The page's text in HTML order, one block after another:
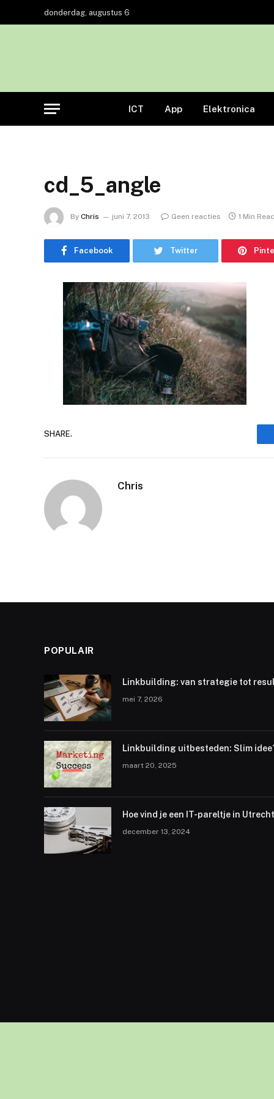
donderdag, augustus 6
ICT App Elektronica
cd_5_angle
By Chris juni 7, 2013 Geen reacties 1 Min Read
Facebook Twitter
SHARE.
Chris
POPULAIR
Linkbuilding: van strategie tot
mei 7, 2026
Linkbuilding uitbesteden: Slim
maart 20, 2025
Hoe vind je een IT-pareltje in
december 13, 2024